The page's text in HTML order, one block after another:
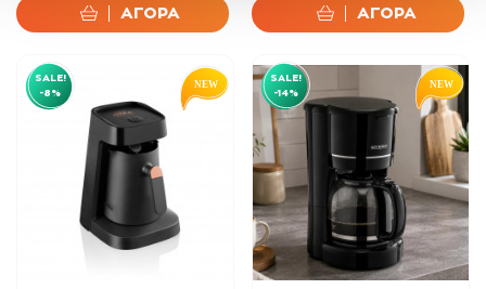
ΑΓΟΡΑ ΑΓΟΡΑ
SALE!
-8%
SALE!
-14%